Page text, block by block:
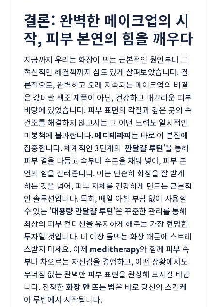
결론: 완벽한 메이크업의 시
작, 피부 본연의 힘을 깨우다
지금까지 우리는 화장이 뜨는 근본적인 원인부터 그
혁신적인 해결책까지 심도 있게 살펴보았습니다. 결
론적으로, 완벽하고 오래 지속되는 메이크업의 비결
은 값비싼 색조 제품이 아닌, 건강하고 매끄러운 피부
바탕에 있었습니다. 피부 표면의 각질과 깊은 곳의 속
건조를 해결하지 않고서는 그 어떤 노력도 일시적인
미봉책에 불과합니다. 메디테라피는 바로 이 본질에
집중합니다. 체계적인 3단계의 '깐달걀 루틴'을 통해
피부 결을 다듬고 속부터 수분을 채워 넣어, 피부 본
연의 힘을 길러줍니다. 이는 단순히 화장을 잘 받게
하는 것을 넘어, 피부 자체를 건강하게 만드는 근본적
인 솔루션입니다. 특히, 매일 아침 부담 없이 사용할
수 있는 '대용량 깐달걀 루틴'은 꾸준한 관리를 통해
최상의 피부 컨디션을 유지하게 해주는 가장 현명한
투자일 것입니다. 더 이상 들뜨는 화장 때문에 스트레
스받지 마세요. 이제 meditherapy와 함께 피부 속
부터 차오르는 자신감을 경험하고, 어떤 상황에서도
무너짐 없는 완벽한 피부 표현을 완성해 보시길 바랍
니다. 진정한화장 안 뜨는 법은 바로 당신의 스킨케
어 루틴에서 시작됩니다.